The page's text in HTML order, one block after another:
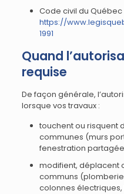
Code civil du
https://
1991
Quand
requise
De façon générale,
lorsque vos travaux :
touchent ou risquent
communes (murs
fenestration
modifient, déplacent
communs
colonnes